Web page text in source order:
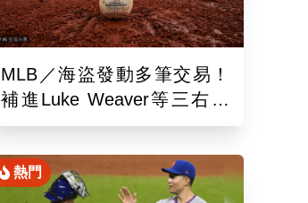
MLB／海盜發動多筆交易！
補進Luke Weaver等三右投
重整牛棚
熱門